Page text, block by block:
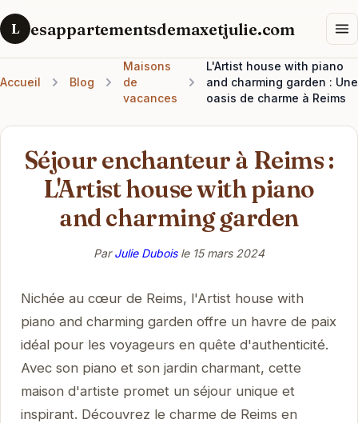
L esappartementsdemaxetjulie.com
Accueil Blog
Maisons
de
vacances
L'Artist house with piano
and charming garden : Une
oasis de charme à Reims
Séjour enchanteur à Reims :
L'Artist house with piano
and charming garden
ParJulie Duboisle 15 mars 2024
Nichée au cœur de Reims, l'Artist house with
piano and charming garden offre un havre de paix
idéal pour les voyageurs en quête d'authenticité.
Avec son piano et son jardin charmant, cette
maison d'artiste promet un séjour unique et
inspirant. Découvrez le charme de Reims en